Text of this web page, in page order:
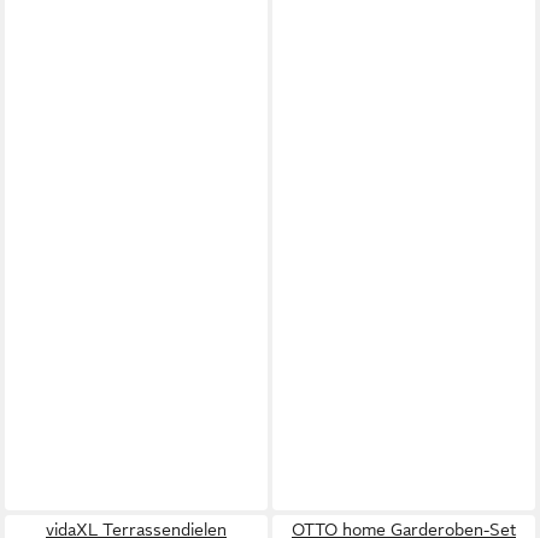
vidaXL Terrassendielen OTTO home Garderoben-Set